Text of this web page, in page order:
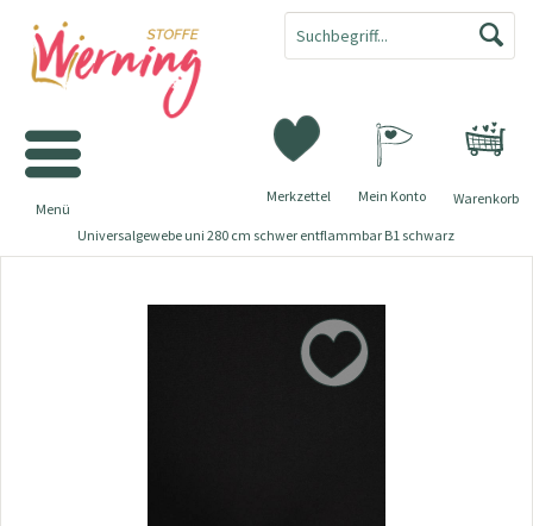
Warenkorb
Merkzettel Mein Konto
Menü
Universalgewebe uni 280 cm schwer entflammbar B1 schwarz